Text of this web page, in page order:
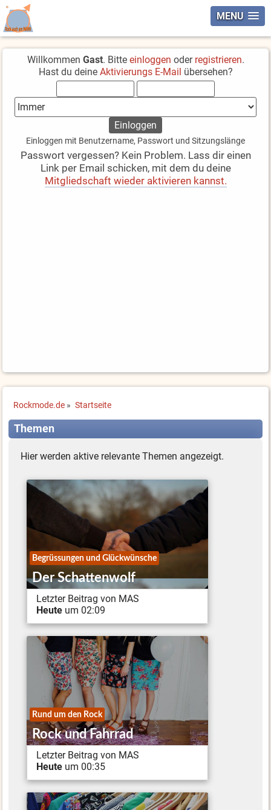
MENU
Willkommen Gast. Bitte einloggen oder registrieren.
Hast du deine Aktivierungs E-Mail übersehen?
Einloggen mit Benutzername, Passwort und Sitzungslänge
Passwort vergessen? Kein Problem. Lass dir einen
Link per Email schicken, mit dem du deine
Mitgliedschaft wieder aktivieren kannst.
Rockmode.de » Startseite
Themen
Hier werden aktive relevante Themen angezeigt.
Begrüssungen und Glückwünsche
Der Schattenwolf
Letzter Beitrag von MAS
Heute um 02:09
Rund um den Rock
Rock und Fahrrad
Letzter Beitrag von MAS
Heute um 00:35